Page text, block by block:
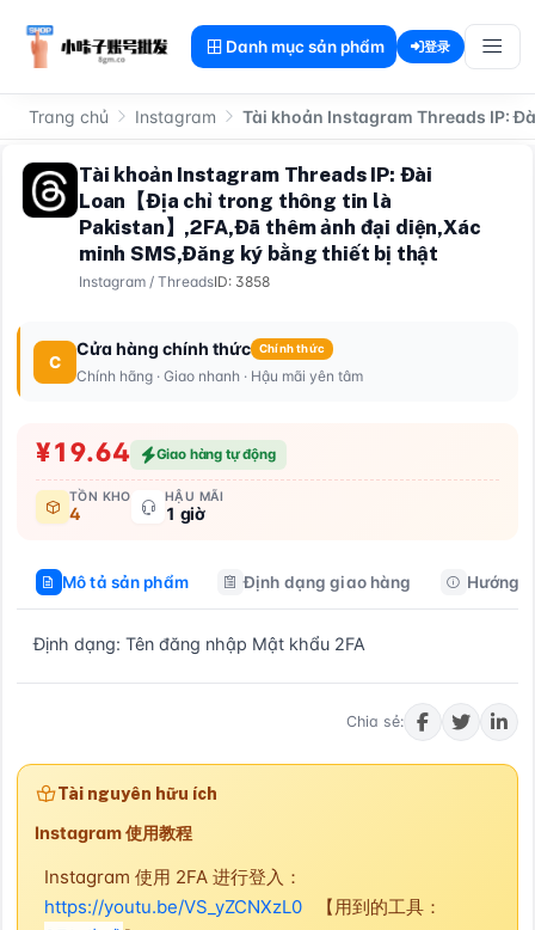
Danh mục sản phẩm 登录
Trang chủ Instagram Tài khoản Instagram Threads IP:
Tài khoản Instagram Threads IP: Đài
Loan【Địa chỉ trong thông tin là
Pakistan】,2FA,Đã thêm ảnh đại diện,Xác
minh SMS,Đăng ký bằng thiết bị thật
Instagram / ThreadsID: 3858
C
Cửa hàng chính thức Chính thức
Chính hãng · Giao nhanh · Hậu mãi yên tâm
¥19.64 Giao hàng tự động
TỒN KHO
4
HẬU MÃI
1 giờ
Mô tả sản phẩm Định dạng giao hàng Hướng
Định dạng: Tên đăng nhập Mật khẩu 2FA
Chia sẻ:
Tài nguyên hữu ích
Instagram 使用教程
Instagram 使用 2FA 进行登入：
https://youtu.be/VS_yZCNXzL0 【用到的工具：